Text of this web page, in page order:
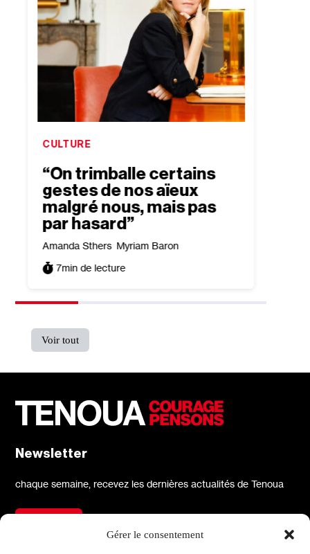
Gérer le consentement
CULTURE
“On trimballe certains
gestes de nos aïeux
malgré nous, mais pas
par hasard”
Amanda Sthers Myriam Baron
7min de lecture
Voir tout
Newsletter
chaque semaine, recevez les dernières actualités de Tenoua